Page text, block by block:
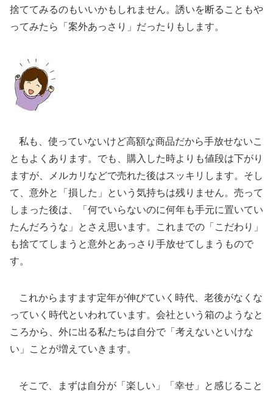
捨ててみるのもいいかもしれません。誘いを断ることもや
ってみたら「案外あっさり」だったりもします。
私も、使っていないけど高額な商品だから手放せないこ
ともよくあります。でも、購入した時よりも値段は下がり
ますが、メルカリなどで売れた後はスッキリします。そし
て、意外と「損した」という気持ちは残りません。売って
しまった後は、「何でいらないのに何年も手元に置いてい
たんだろうな」とさえ思います。これまでの「こだわり」
も捨ててしまうと意外とあっさり手放せてしまうもので
す。
これからますます定年が伸びていく時代、老後がなくな
っていく時代といわれています。会社という箱のようなと
ころから、外に出る私たちは自分で「考えないといけな
い」ことが増えていきます。
そこで、まずは自分が「楽しい」「幸せ」と感じること